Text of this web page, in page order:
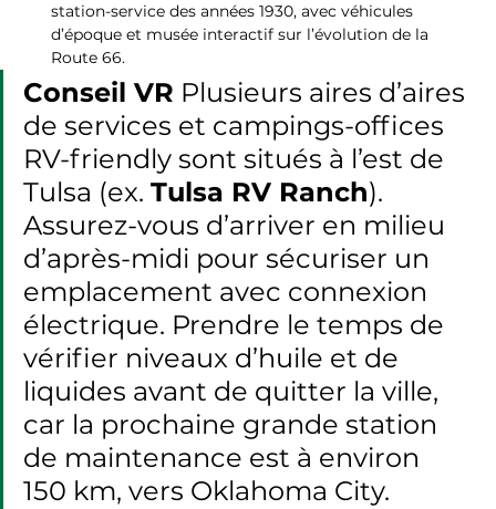
station-service des années 1930, avec véhicules
d’époque et musée interactif sur l’évolution de la
Route 66.
Conseil VR Plusieurs aires d’aires
de services et campings-offices
RV-friendly sont situés à l’est de
Tulsa (ex. Tulsa RV Ranch).
Assurez-vous d’arriver en milieu
d’après-midi pour sécuriser un
emplacement avec connexion
électrique. Prendre le temps de
vérifier niveaux d’huile et de
liquides avant de quitter la ville,
car la prochaine grande station
de maintenance est à environ
150 km, vers Oklahoma City.